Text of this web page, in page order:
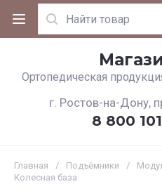
Ортопедическая
г. Ростов-на-Дону,
8 800
Главная / Подъёмники /
Колесная база